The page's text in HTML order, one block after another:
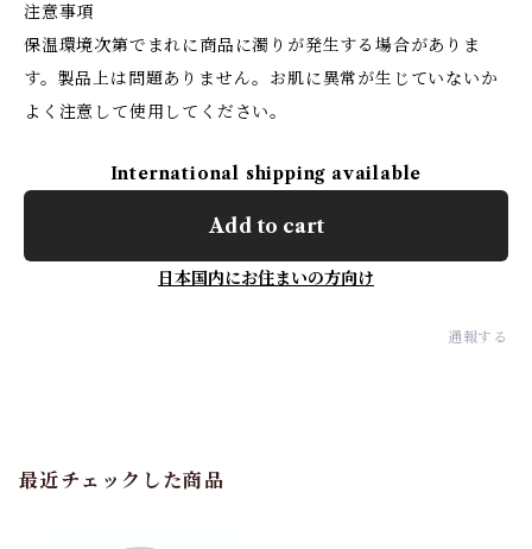
注意事項
保温環境次第でまれに商品に濁りが発生する場合がありま
す。製品上は問題ありません。お肌に異常が生じていないか
よく注意して使用してください。
International shipping available
Add to cart
日本国内にお住まいの方向け
通報する
最近チェックした商品